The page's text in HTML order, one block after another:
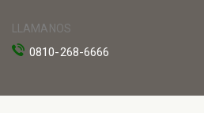
LLAMANOS
0810-268-6666